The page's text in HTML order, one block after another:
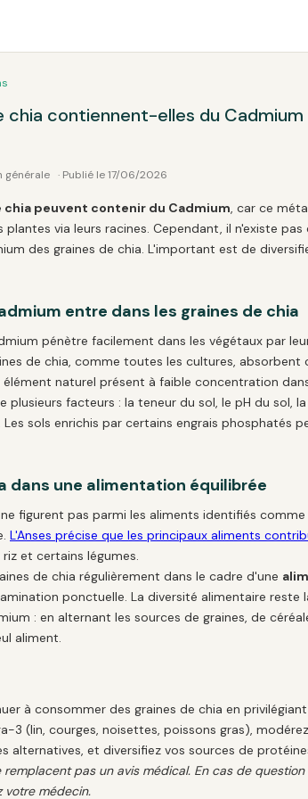
chia contiennent-elles du Cadmium
générale · Publié le 17/06/2026
chia peuvent contenir du Cadmium, car ce
plantes via leurs racines. Cependant, il n'existe
des graines de chia. L'important est de
entre dans les graines de chia
pénètre facilement dans les végétaux par
de chia, comme toutes les cultures,
élément naturel présent à faible concentration
plusieurs facteurs : la teneur du sol, le pH du sol,
sols enrichis par certains engrais phosphatés
dans une alimentation équilibrée
figurent pas parmi les aliments identifiés
L'Anses précise que les principaux aliments
et certains légumes.
de chia régulièrement dans le cadre d'une
ponctuelle. La diversité alimentaire reste
: en alternant les sources de graines, de
aliment.
à consommer des graines de chia en
3 (lin, courges, noisettes, poissons gras),
alternatives, et diversifiez vos sources de
remplacent pas un avis médical. En cas de
votre médecin.